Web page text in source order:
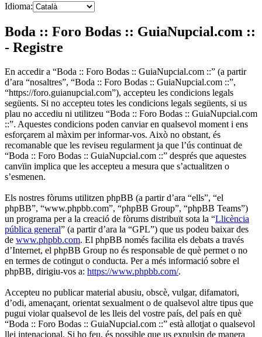
Idioma:
Boda :: Foro Bodas :: GuiaNupcial.com ::
- Registre
En accedir a “Boda :: Foro Bodas :: GuiaNupcial.com ::” (a partir
d’ara “nosaltres”, “Boda :: Foro Bodas :: GuiaNupcial.com ::”,
“https://foro.guianupcial.com”), accepteu les condicions legals
següents. Si no accepteu totes les condicions legals següents, si us
plau no accediu ni utilitzeu “Boda :: Foro Bodas :: GuiaNupcial.com
::”. Aquestes condicions poden canviar en qualsevol moment i ens
esforçarem al màxim per informar-vos. Això no obstant, és
recomanable que les reviseu regularment ja que l’ús continuat de
“Boda :: Foro Bodas :: GuiaNupcial.com ::” després que aquestes
canvïin implica que les accepteu a mesura que s’actualitzen o
s’esmenen.
Els nostres fòrums utilitzen phpBB (a partir d’ara “ells”, “el
phpBB”, “www.phpbb.com”, “phpBB Group”, “phpBB Teams”)
un programa per a la creació de fòrums distribuït sota la “Llicència
pública general” (a partir d’ara la “GPL”) que us podeu baixar des
de www.phpbb.com. El phpBB només facilita els debats a través
d’Internet, el phpBB Group no és responsable de què permet o no
en termes de cotingut o conducta. Per a més informació sobre el
phpBB, dirigiu-vos a: https://www.phpbb.com/.
Accepteu no publicar material abusiu, obscè, vulgar, difamatori,
d’odi, amenaçant, orientat sexualment o de qualsevol altre tipus que
pugui violar qualsevol de les lleis del vostre país, del país en què
“Boda :: Foro Bodas :: GuiaNupcial.com ::” està allotjat o qualsevol
llei intenacional. Si ho feu, és possible que us expulsin de manera